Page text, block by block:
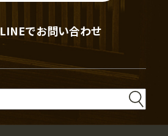
LINEでお問い合わせ